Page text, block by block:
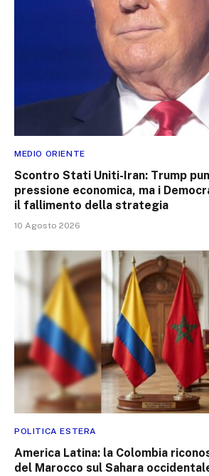
MEDIO ORIENTE
Scontro Stati Uniti-Iran: Trump
pressione economica, ma i
il fallimento della strategia
10 Agosto 2026
POLITICA ESTERA
America Latina: la Colombia
del Marocco sul Sahara